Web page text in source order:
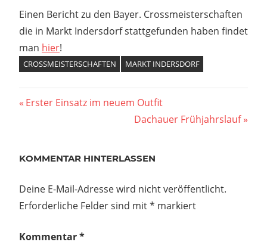
Einen Bericht zu den Bayer. Crossmeisterschaften
die in Markt Indersdorf stattgefunden haben findet
man hier!
CROSSMEISTERSCHAFTEN MARKT INDERSDORF
Beitragsnavigation
Vorheriger
Erster Einsatz im neuem Outfit
Nächster
Dachauer Frühjahrslauf
KOMMENTAR HINTERLASSEN
Deine E-Mail-Adresse wird nicht veröffentlicht.
Erforderliche Felder sind mit* markiert
Kommentar*